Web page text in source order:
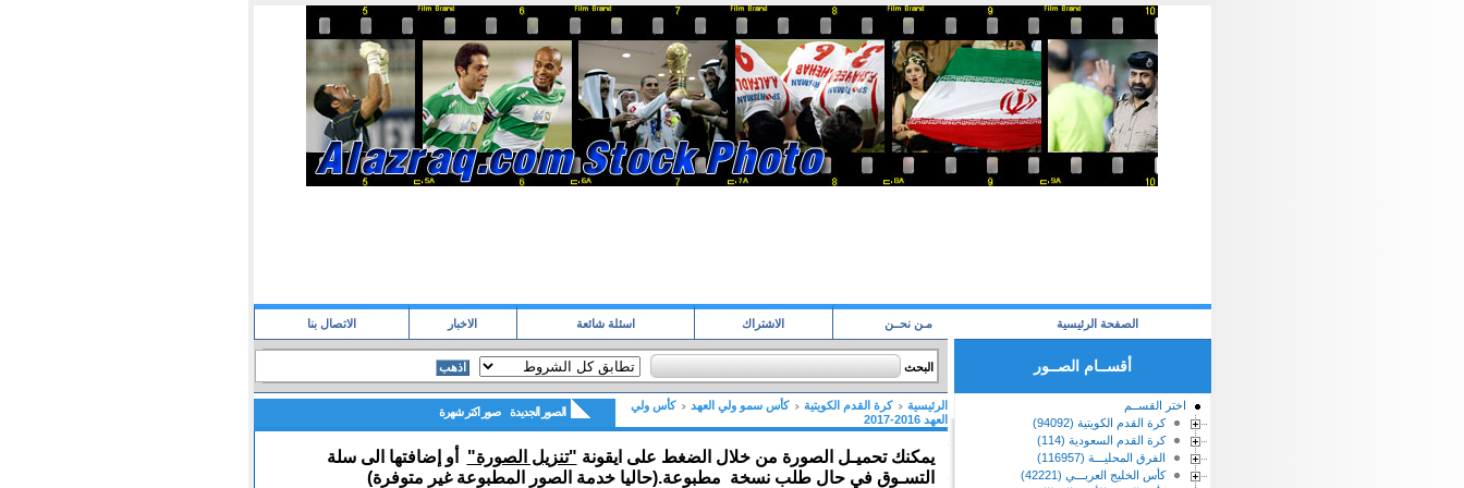
الصفحة الرئيسية مـن نحــن الاشتراك اسئلة شائعة الاخبار الاتصال بنا
أقســام الصــور البحث
اختر القســم
كرة القدم الكويتية (94092)
كرة القدم السعودية (114)
الفرق المحليـــة (116957)
كأس الخليج العربـــي (42221)
الرئيسية كرة القدم الكويتية كأس سمو ولي العهد
كأس ولي
العهد 2016-2017
الصور الجديدة صور اكتر شهرة
يمكنك تحميـل الصورة من خلال الضغط على ايقونة "تنزيل الصورة" أو إضافتها الى سلة
التسـوق في حال طلب نسخة مطبوعة.(حاليا خدمة الصور المطبوعة غير متوفرة)